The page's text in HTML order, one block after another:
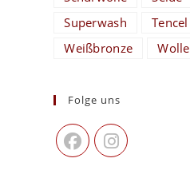
Superwash
Tencel
Weißbronze
Wolle
Folge uns